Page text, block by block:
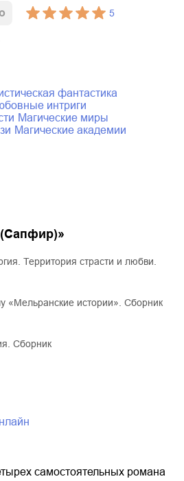
5
фантастика
интриги
магические миры
магические академии
»
Территория страсти и любви.
«Мельранские истории». Сборник
Сборник
самостоятельных романа